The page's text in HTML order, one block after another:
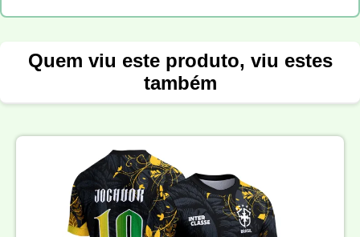
Quem viu este produto, viu estes
também